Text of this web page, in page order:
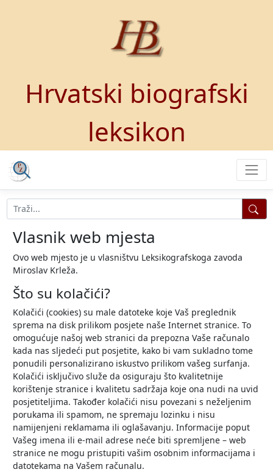
Hrvatski biografski
leksikon
Vlasnik web mjesta
Ovo web mjesto je u vlasništvu Leksikografskoga zavoda
Miroslav Krleža.
Što su kolačići?
Kolačići (cookies) su male datoteke koje Vaš preglednik
sprema na disk prilikom posjete naše Internet stranice. To
omogućuje našoj web stranici da prepozna Vaše računalo
kada nas sljedeći put posjetite, kako bi vam sukladno tome
ponudili personalizirano iskustvo prilikom vašeg surfanja.
Kolačići isključivo služe da osiguraju što kvalitetnije
korištenje stranice i kvalitetu sadržaja koje ona nudi na uvid
posjetiteljima. Također kolačići nisu povezani s neželjenim
porukama ili spamom, ne spremaju lozinku i nisu
namijenjeni reklamama ili oglašavanju. Informacije poput
Vašeg imena ili e-mail adrese neće biti spremljene – web
stranice ne mogu pristupiti vašim osobnim informacijama i
datotekama na Vašem računalu.